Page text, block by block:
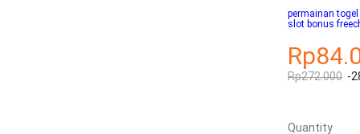
permainan togel
slot bonus
Rp272.000 -
Quantity